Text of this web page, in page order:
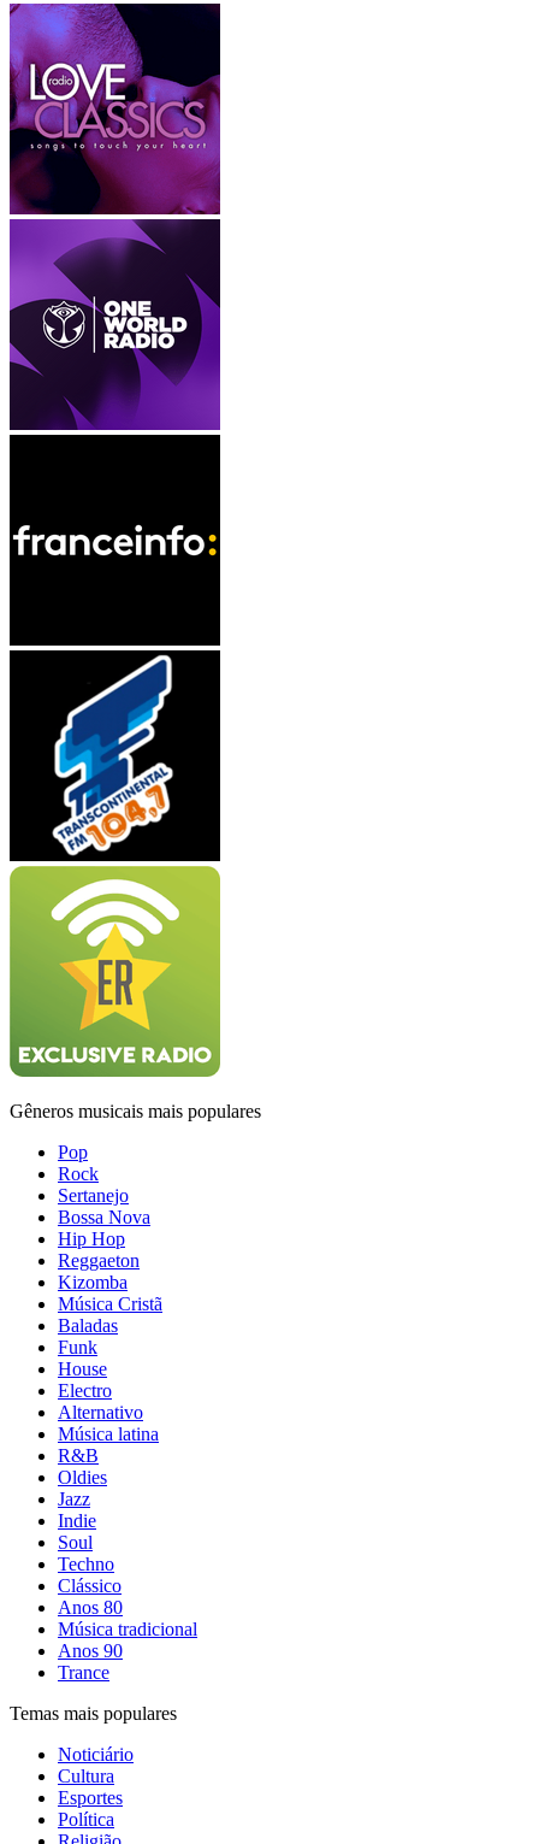
Gêneros musicais mais populares
Pop
Rock
Sertanejo
Bossa Nova
Hip Hop
Reggaeton
Kizomba
Música Cristã
Baladas
Funk
House
Electro
Alternativo
Música latina
R&B
Oldies
Jazz
Indie
Soul
Techno
Clássico
Anos 80
Música tradicional
Anos 90
Trance
Temas mais populares
Noticiário
Cultura
Esportes
Política